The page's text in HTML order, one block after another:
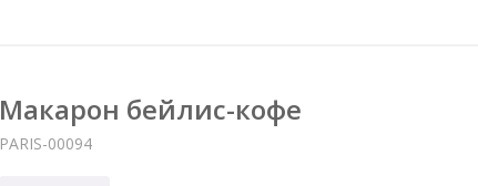
Макарон бейлис-кофе
PARIS-00094